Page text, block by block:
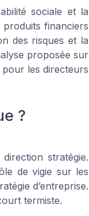
sociale et la
produits financiers
des risques et la
proposée sur
les directeurs
?
stratégie.
de vigie sur les
d’entreprise.
termiste.